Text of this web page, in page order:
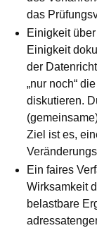
das
Einigkeit
Einigkeit
der
„nur noch“
diskutieren.
Ziel ist es,
Ein faires
Wirksamkeit
belastbare